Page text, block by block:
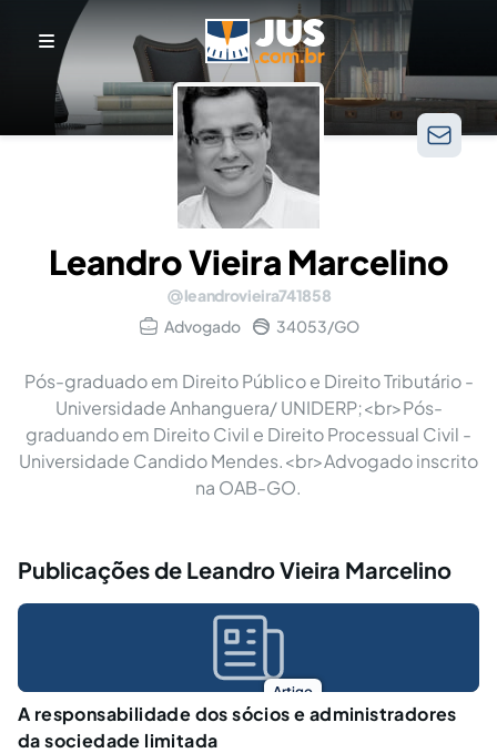
Leandro Vieira Marcelino
leandrovieira741858
Advogado
34053/GO
Pós-graduado em Direito Público e Direito Tributário -
Universidade Anhanguera/ UNIDERP;<br>Pós-
graduando em Direito Civil e Direito Processual Civil -
Universidade Candido Mendes.<br>Advogado inscrito
na OAB-GO.
Publicações de Leandro Vieira Marcelino
Artigo
A responsabilidade dos sócios e administradores
da sociedade limitada